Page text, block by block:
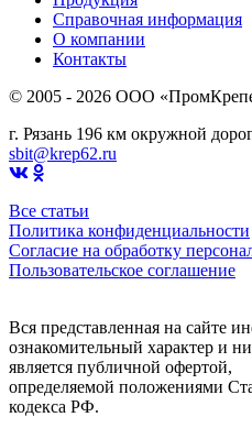
Справочная информация
О компании
Контакты
© 2005 - 2026 OOO
г. Рязань 196 км окружной
sbit@krep62.ru
Все статьи
Политика конфиденциальности
Согласие на обработку
Пользовательское соглашение
Вся представленная на сайте
ознакомительный характер и
является публичной офертой,
определяемой положениями
кодекса РФ.